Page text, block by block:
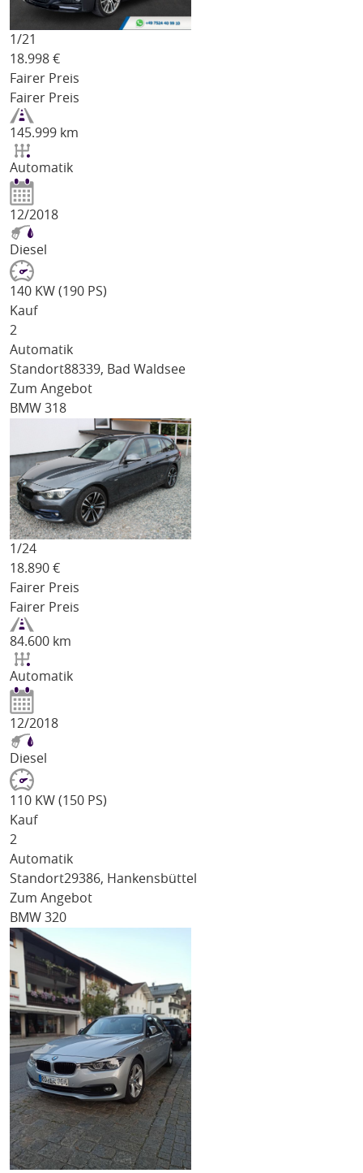
1/21
18.998 €
Fairer Preis
Fairer Preis
145.999 km
Automatik
12/2018
Diesel
140 KW (190 PS)
Kauf
2
Automatik
Standort88339, Bad Waldsee
Zum Angebot
BMW 318
1/24
18.890 €
Fairer Preis
Fairer Preis
84.600 km
Automatik
12/2018
Diesel
110 KW (150 PS)
Kauf
2
Automatik
Standort29386, Hankensbüttel
Zum Angebot
BMW 320